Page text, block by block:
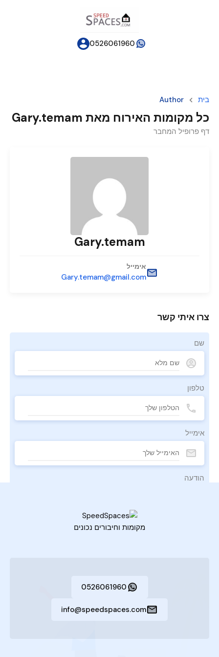
0526061960
בית Author
כל מקומות האירוח מאת Gary.temam
דף פרופיל המחבר
Gary.temam
אימייל
Gary.temam@gmail.com
צרו איתי קשר
שם
טלפון
אימייל
הודעה
כדי שיוכלו להגיב לשאלתי.
מקומות וחיבורים נכונים
0526061960
info@speedspaces.com